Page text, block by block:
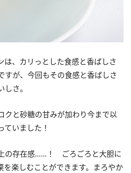
は、カリっとした食感と香ばしさ
すが、今回もその食感と香ばしさ
さ。
クと砂糖の甘みが加わり今まで以
ていました！
の存在感……！ ごろごろと大胆に
を楽しむことができます。まろやか